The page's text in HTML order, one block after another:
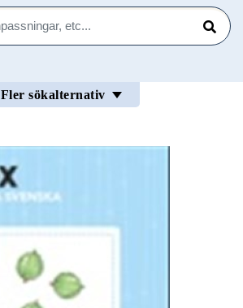
Sök
Fler sökalternativ